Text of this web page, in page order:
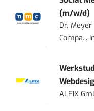
(m/w/d)
Dr.
Compa...
ALFIX